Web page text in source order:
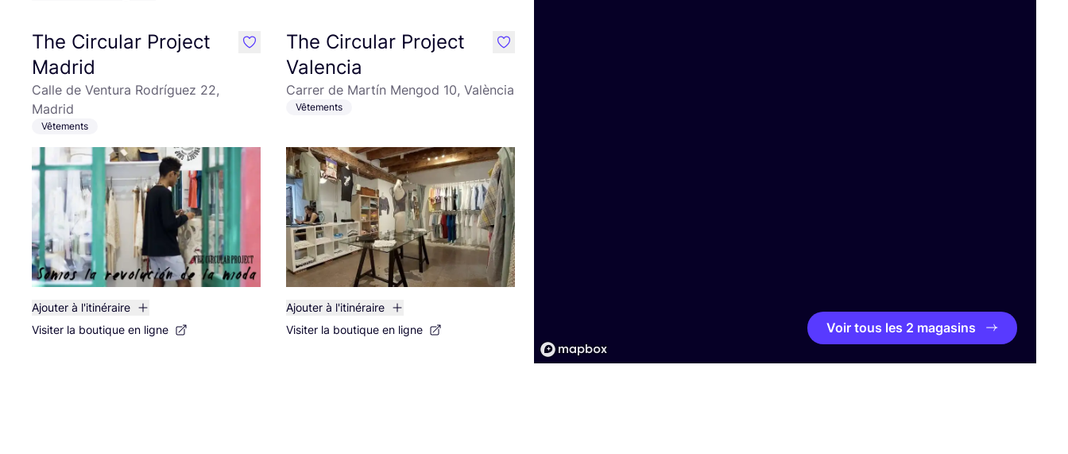
The Circular Project
Madrid
Calle de Ventura Rodríguez 22,
Madrid
Vêtements
Ajouter à l'itinéraire
Visiter la boutique en ligne
like
The Circular Project
Valencia
Carrer de Martín Mengod 10, València
Vêtements
Ajouter à l'itinéraire
Visiter la boutique en ligne
like
Voir tous les 2 magasins